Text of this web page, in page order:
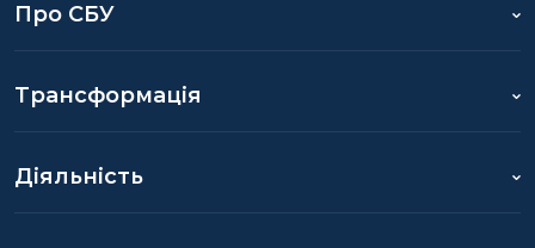
Про СБУ
Трансформація
Діяльність